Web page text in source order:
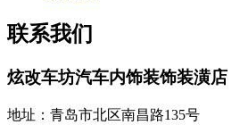
联系我们
炫改车坊汽车内饰装饰装潢店
地址：青岛市北区南昌路135号